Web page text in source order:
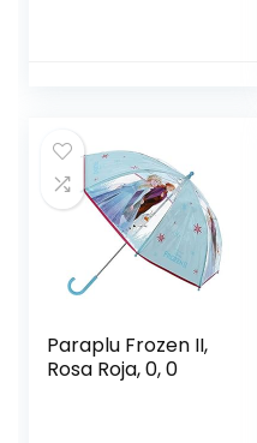
Paraplu Frozen II,
Rosa Roja, 0, 0